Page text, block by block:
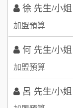
4 潮鍋癮
5 咖啡LOOK
88thai發
何 先生/小姐
加盟預算
呂 先生/小姐
加盟預算
顏 先生/小姐
【曉妍美妝】
自助洗衣店誠